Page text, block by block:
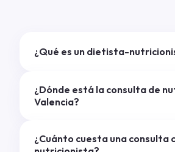
¿Qué es un dietista-
¿Dónde está la consulta de
Valencia?
¿Cuánto cuesta una consulta